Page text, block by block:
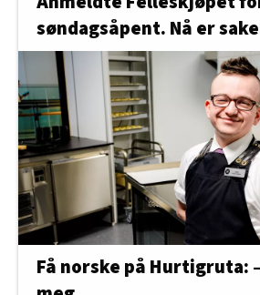
søndagsåpent. Nå er
Få norske på Hurtigruta: